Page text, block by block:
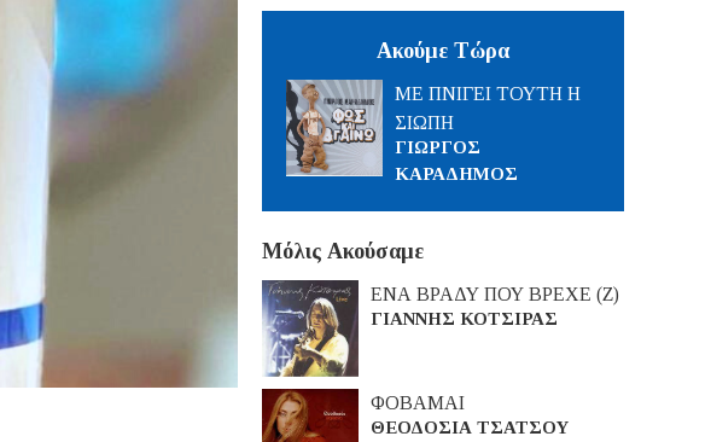
Ακούμε Τώρα
ΜΕ ΠΝΙΓΕΙ ΤΟΥΤΗ Η
ΣΙΩΠΗ
ΓΙΩΡΓΟΣ
ΚΑΡΑΔΗΜΟΣ
Μόλις Ακούσαμε
ΕΝΑ ΒΡΑΔΥ ΠΟΥ ΒΡΕΧΕ (Ζ)
ΓΙΑΝΝΗΣ ΚΟΤΣΙΡΑΣ
ΦΟΒΑΜΑΙ
ΘΕΟΔΟΣΙΑ ΤΣΑΤΣΟΥ